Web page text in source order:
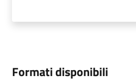
Formati disponibili